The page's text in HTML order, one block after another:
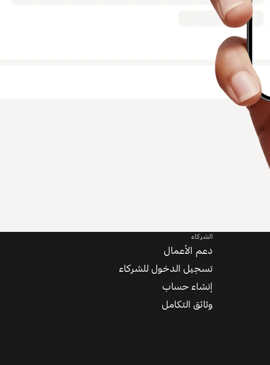
الشركاء
دعم الأعمال
تسجيل الدخول للشركاء
إنشاء حساب
وثائق التكامل